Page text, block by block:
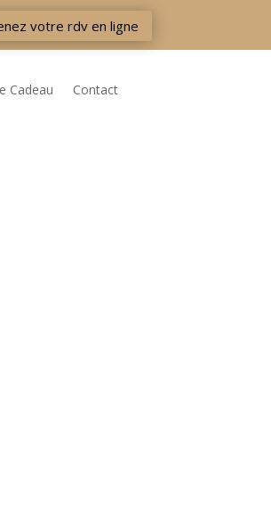
votre rdv en ligne
Cadeau Contact